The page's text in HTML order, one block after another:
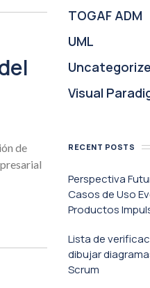
de
TOGAF ADM
UML
Visual
RECENT POSTS
Perspectiva
Casos de Uso
Productos
Lista de
dibujar
Scrum